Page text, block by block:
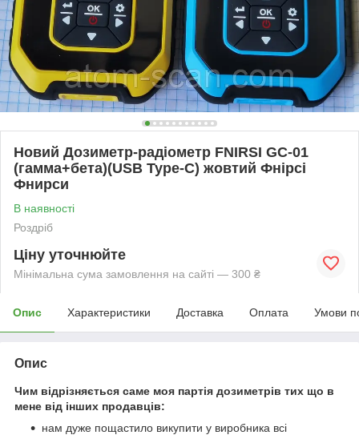
Новий Дозиметр-радіометр FNIRSI GC-01
(гамма+бета)(USB Type-C) жовтий Фнірсі
Фнирси
В наявності
Роздріб
Ціну уточнюйте
Мінімальна сума замовлення на сайті — 300 ₴
Опис Характеристики Доставка Оплата Умови
Опис
Чим відрізняється саме моя партія дозиметрів тих що в
мене від інших продавців:
нам дуже пощастило викупити у виробника всі